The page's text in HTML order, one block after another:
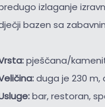
izlaganje
bazen sa
pješčana/
duga je 230 m,
bar, restoran,